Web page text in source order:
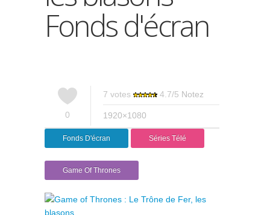
Fonds d'écran
0
7 votes 4.7/5 Notez
1920×1080
Fonds D'écran Séries Télé
Game Of Thrones